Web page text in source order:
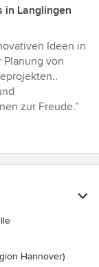
in Langlingen
Ideen in
von
zur Freude.”
Hannover)